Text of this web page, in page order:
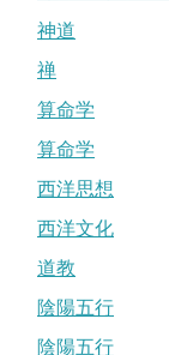
神道
禅
算命学
算命学
西洋思想
西洋文化
道教
陰陽五行
陰陽五行